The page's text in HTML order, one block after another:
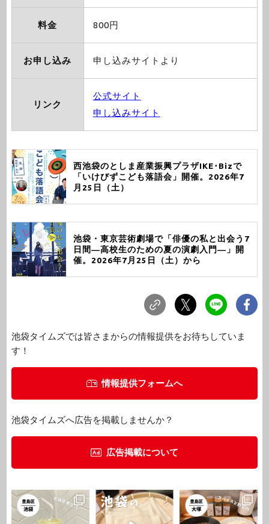
料金 800円
お申し込み 申し込みサイトより
リンク
公式サイト
申し込みサイト
西池袋のとしま産業振興プラザIKE･Bizで
「いけびずこども落語会」開催。2026年7
月25日（土）
池袋・東京芸術劇場で「俳優の私と出会う7
日間―高校生のための夏の演劇入門―」開
催。2026年7月25日（土）から
池袋タイムズでは皆さまからの情報提供をお待ちしていま
す！
情報提供フォームへ
池袋タイムズへ広告を掲載しませんか？
広告掲載について